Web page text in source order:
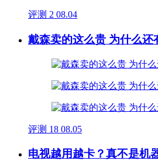
评测 2 08.04
戴森卖的这么贵 为什么还
评测 18 08.05
电视越用越卡？真不是机